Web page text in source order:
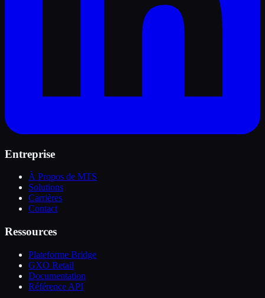
Entreprise
À Propos de MTS
Solutions
Carrières
Contact
Ressources
Plateforme Bridge
GXO Retail
Documentation
Référence API